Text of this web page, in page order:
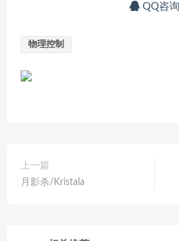
QQ咨询
物理控制
上一篇
月影杀/Kristala